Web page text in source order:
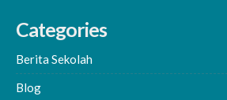
Categories
Berita Sekolah
Blog